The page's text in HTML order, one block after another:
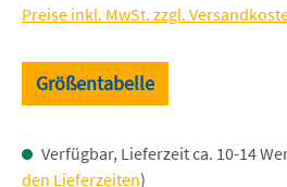
Preise inkl. MwSt. zzgl.
Größentabelle
Verfügbar, Lieferzeit ca. 10-14
den Lieferzeiten)